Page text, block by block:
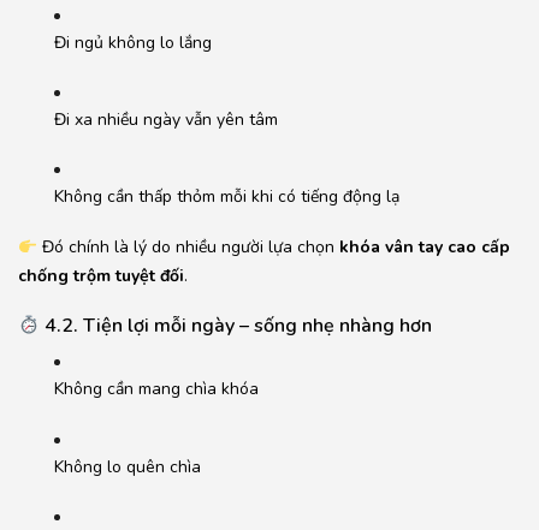
Đi ngủ không lo lắng
Đi xa nhiều ngày vẫn yên tâm
Không cần thấp thỏm mỗi khi có tiếng động lạ
Đó chính là lý do nhiều người lựa chọn khóa vân tay cao cấp
chống trộm tuyệt đối.
4.2. Tiện lợi mỗi ngày – sống nhẹ nhàng hơn
Không cần mang chìa khóa
Không lo quên chìa